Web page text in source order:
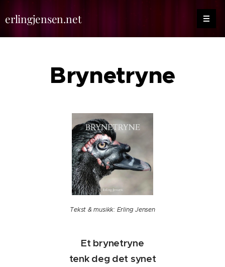
erlingjensen.net
Brynetryne
Tekst & musikk: Erling Jensen
Et brynetryne
tenk deg det synet